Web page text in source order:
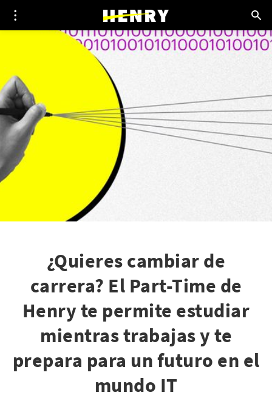
¿Quieres cambiar de
carrera? El Part-Time de
Henry te permite estudiar
mientras trabajas y te
prepara para un futuro en el
mundo IT